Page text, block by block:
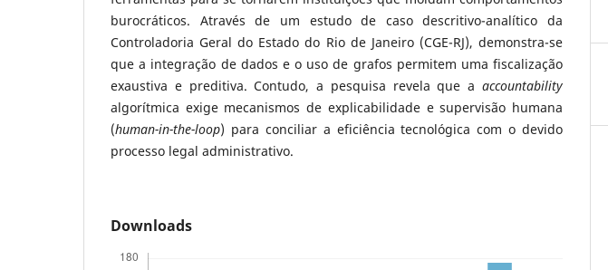
burocráticos. Através de um estudo de caso descritivo-analítico da
Controladoria Geral do Estado do Rio de Janeiro (CGE-RJ), demonstra-se
que a integração de dados e o uso de grafos permitem uma fiscalização
exaustiva e preditiva. Contudo, a pesquisa revela que a accountability
algorítmica exige mecanismos de explicabilidade e supervisão humana
(human-in-the-loop) para conciliar a eficiência tecnológica com o devido
processo legal administrativo.
Downloads